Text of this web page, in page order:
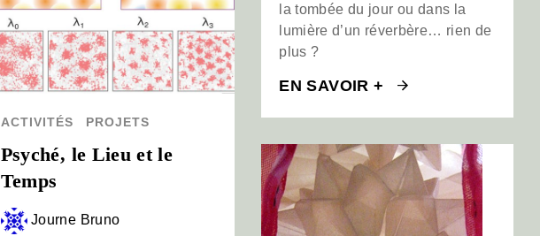
la tombée du jour ou dans la
lumière d’un réverbère… rien de
plus ?
EN SAVOIR +
ACTIVITÉS PROJETS
Psyché, le Lieu et le
Temps
Journe Bruno